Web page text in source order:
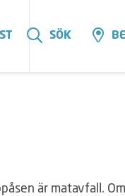
SÖK
är matavfall. Om